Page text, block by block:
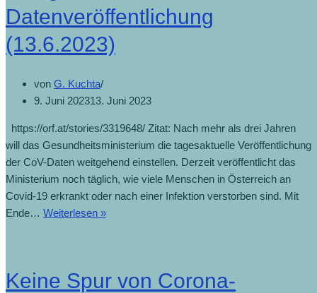
Datenveröffentlichung
(13.6.2023)
von G. Kuchta
9. Juni 202313. Juni 2023
https://orf.at/stories/3319648/ Zitat: Nach mehr als drei Jahren
will das Gesundheitsministerium die tagesaktuelle Veröffentlichung
der CoV-Daten weitgehend einstellen. Derzeit veröffentlicht das
Ministerium noch täglich, wie viele Menschen in Österreich an
Covid-19 erkrankt oder nach einer Infektion verstorben sind. Mit
Ende… Weiterlesen »
Keine Spur von Corona-